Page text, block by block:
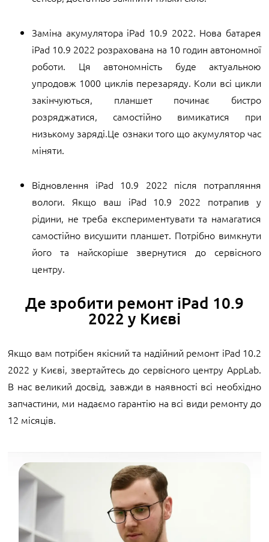
Заміна акумулятора iPad 10.9 2022. Нова батарея
iPad 10.9 2022 розрахована на 10 годин автономної
роботи. Ця автономність буде актуальною
упродовж 1000 циклів перезаряду. Коли всі цикли
закінчуються, планшет починає бистро
розряджатися, самостійно вимикатися при
низькому заряді.Це ознаки того що акумулятор час
міняти.
Відновлення iPad 10.9 2022 після потрапляння
вологи. Якщо ваш iPad 10.9 2022 потрапив у
рідини, не треба експериментувати та намагатися
самостійно висушити планшет. Потрібно вимкнути
його та найскоріше звернутися до сервісного
центру.
Де зробити ремонт iPad 10.9
2022 у Києві
Якщо вам потрібен якісний та надійний ремонт iPad 10.2
2022 у Києві, звертайтесь до сервісного центру AppLab.
В нас великий досвід, завжди в наявності всі необхідно
запчастини, ми надаємо гарантію на всі види ремонту до
12 місяців.